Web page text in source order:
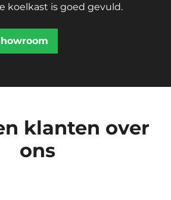
koelkast is goed gevuld.
klanten over
ons